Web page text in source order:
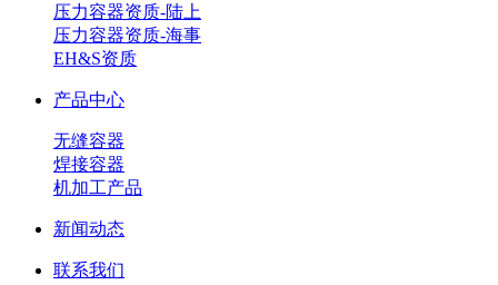
压力容器资质-陆上
压力容器资质-海事
EH&S资质
产品中心
无缝容器
焊接容器
机加工产品
新闻动态
联系我们